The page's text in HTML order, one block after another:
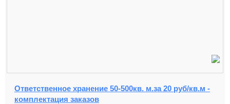
Ответственное хранение 50-500кв. м.за 20 руб/кв.м -
комплектация заказов